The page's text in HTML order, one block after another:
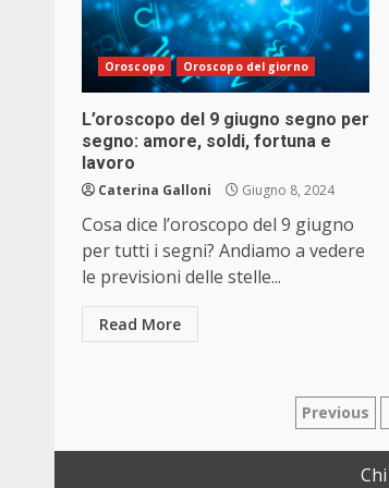
Oroscopo Oroscopo del giorno
L’oroscopo del 9 giugno segno per
segno: amore, soldi, fortuna e
lavoro
Caterina Galloni Giugno 8, 2024
Cosa dice l’oroscopo del 9 giugno
per tutti i segni? Andiamo a vedere
le previsioni delle stelle...
Read More
degli
Previous